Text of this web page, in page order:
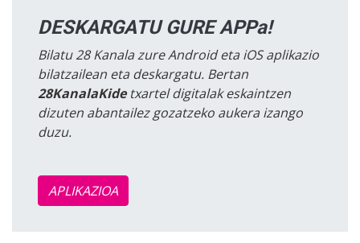
DESKARGATU GURE APPa!
Bilatu 28 Kanala zure Android eta iOS aplikazio
bilatzailean eta deskargatu. Bertan
28KanalaKidetxartel digitalak eskaintzen
dizuten abantailez gozatzeko aukera izango
duzu.
APLIKAZIOA